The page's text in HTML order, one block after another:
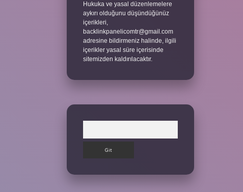
Hukuka ve yasal düzenlemelere
aykırı olduğunu düşündüğünüz
içerikleri,
backlinkpanelicomtr@gmail.com
adresine bildirmeniz halinde, ilgili
içerikler yasal süre içerisinde
sitemizden kaldırılacaktır.